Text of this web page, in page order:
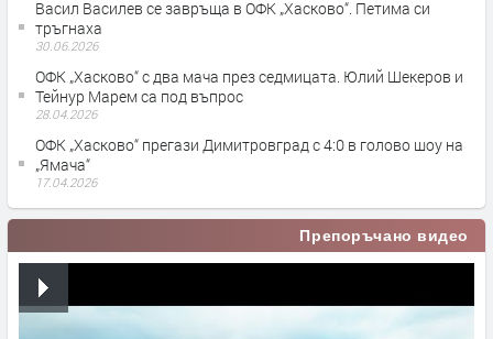
Васил Василев се завръща в ОФК „Хасково“. Петима си
тръгнаха
30.06.2026
ОФК „Хасково“ с два мача през седмицата. Юлий Шекеров и
Тейнур Марем са под въпрос
28.04.2026
ОФК „Хасково“ прегази Димитровград с 4:0 в голово шоу на
„Ямача“
17.04.2026
Препоръчано видео